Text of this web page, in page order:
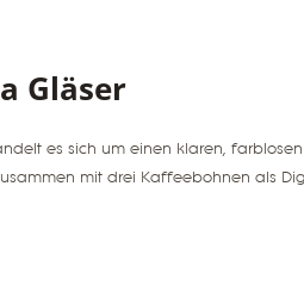
Gläser
es sich um einen klaren,
mit drei Kaffeebohnen als